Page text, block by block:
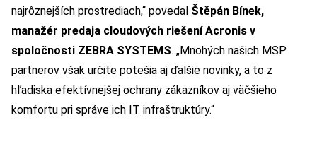
najrôznejších prostrediach,“ povedal Štěpán Bínek,
manažér predaja cloudových riešení Acronis v
spoločnosti ZEBRA SYSTEMS. „Mnohých našich MSP
partnerov však určite potešia aj ďalšie novinky, a to z
hľadiska efektívnejšej ochrany zákazníkov aj väčšieho
komfortu pri správe ich IT infraštruktúry.“